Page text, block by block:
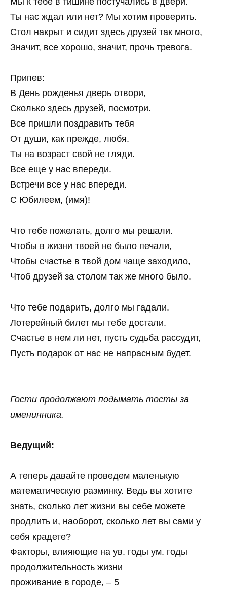
Ты нас ждал или нет? Мы хотим проверить.
Стол накрыт и сидит здесь друзей так много,
Значит, все хорошо, значит, прочь тревога.
Припев:
В День рожденья дверь отвори,
Сколько здесь друзей, посмотри.
Все пришли поздравить тебя
От души, как прежде, любя.
Ты на возраст свой не гляди.
Все еще у нас впереди.
Встречи все у нас впереди.
С Юбилеем, (имя)!
Что тебе пожелать, долго мы решали.
Чтобы в жизни твоей не было печали,
Чтобы счастье в твой дом чаще заходило,
Чтоб друзей за столом так же много было.
Что тебе подарить, долго мы гадали.
Лотерейный билет мы тебе достали.
Счастье в нем ли нет, пусть судьба рассудит,
Пусть подарок от нас не напрасным будет.
Гости продолжают подымать тосты за
именинника.
Ведущий:
А теперь давайте проведем маленькую
математическую разминку. Ведь вы хотите
знать, сколько лет жизни вы себе можете
продлить и, наоборот, сколько лет вы сами у
себя крадете?
Факторы, влияющие на ув. годы ум. годы
продолжительность жизни
проживание в городе, – 5